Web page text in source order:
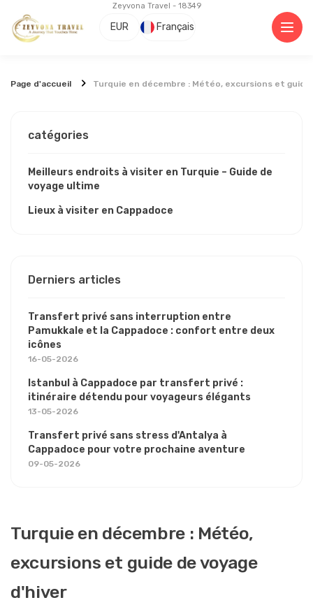
Zeyvona Travel - 18349
EUR Français
Page d'accueil Turquie en décembre : Météo, excursions et
Turquie en décembre : Météo,
excursions et guide de voyage
d'hiver
catégories
Meilleurs endroits à visiter en Turquie – Guide de
voyage ultime
Lieux à visiter en Cappadoce
Derniers articles
Transfert privé sans interruption entre
Pamukkale et la Cappadoce : confort entre deux
icônes
16-05-2026
Istanbul à Cappadoce par transfert privé :
itinéraire détendu pour voyageurs élégants
13-05-2026
Transfert privé sans stress d'Antalya à
Cappadoce pour votre prochaine aventure
09-05-2026